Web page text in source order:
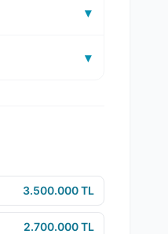
▾
▾
3.500.000 TL
2.700.000 TL